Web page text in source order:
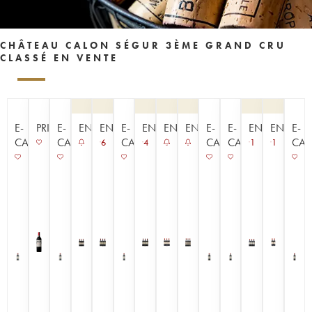
CHÂTEAU CALON SÉGUR 3ÈME GRAND CRU
CLASSÉ EN VENTE
E-
CAVISTE
PRIMEUR
E-
CAVISTE
ENCHÈREENCHÈRE
6
E-
CAVISTE
ENCHÈRE
4
ENCHÈREENCHÈRE
E-
CAVISTE
E-
CAVISTE
ENCHÈRE
1 1
E-